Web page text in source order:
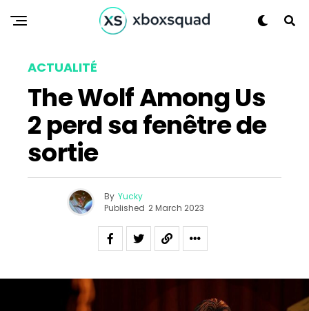
ACTUALITÉ
The Wolf Among Us
2 perd sa fenêtre de
sortie
By Yucky
Published 2 March 2023